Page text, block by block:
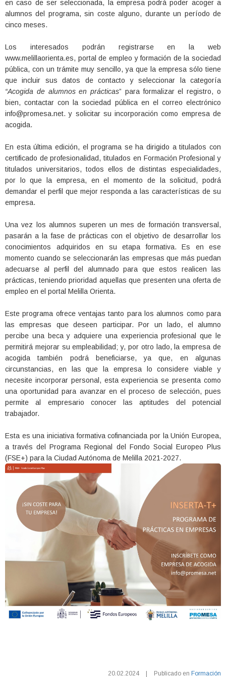
en caso de ser seleccionada, la empresa podrá poder acoger a
alumnos del programa, sin coste alguno, durante un período de
cinco meses.
Los interesados podrán registrarse en la web
www.melillaorienta.es, portal de empleo y formación de la sociedad
pública, con un trámite muy sencillo, ya que la empresa sólo tiene
que incluir sus datos de contacto y seleccionar la categoría
“Acogida de alumnos en prácticas” para formalizar el registro, o
bien, contactar con la sociedad pública en el correo electrónico
info@promesa.net. y solicitar su incorporación como empresa de
acogida.
En esta última edición, el programa se ha dirigido a titulados con
certificado de profesionalidad, titulados en Formación Profesional y
titulados universitarios, todos ellos de distintas especialidades,
por lo que la empresa, en el momento de la solicitud, podrá
demandar el perfil que mejor responda a las características de su
empresa.
Una vez los alumnos superen un mes de formación transversal,
pasarán a la fase de prácticas con el objetivo de desarrollar los
conocimientos adquiridos en su etapa formativa. Es en ese
momento cuando se seleccionarán las empresas que más puedan
adecuarse al perfil del alumnado para que estos realicen las
prácticas, teniendo prioridad aquellas que presenten una oferta de
empleo en el portal Melilla Orienta.
Este programa ofrece ventajas tanto para los alumnos como para
las empresas que deseen participar. Por un lado, el alumno
percibe una beca y adquiere una experiencia profesional que le
permitirá mejorar su empleabilidad; y, por otro lado, la empresa de
acogida también podrá beneficiarse, ya que, en algunas
circunstancias, en las que la empresa lo considere viable y
necesite incorporar personal, esta experiencia se presenta como
una oportunidad para avanzar en el proceso de selección, pues
permite al empresario conocer las aptitudes del potencial
trabajador.
Esta es una iniciativa formativa cofinanciada por la Unión Europea,
a través del Programa Regional del Fondo Social Europeo Plus
(FSE+) para la Ciudad Autónoma de Melilla 2021-2027.
20.02.2024 | Publicado en Formación